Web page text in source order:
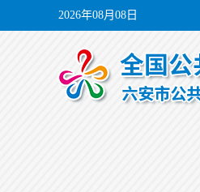
2026年08月08日